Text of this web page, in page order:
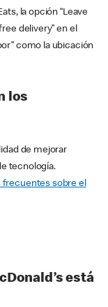
la opción “Leave
delivery” en el
como la ubicación
los
de mejorar
tecnología.
frecuentes sobre el
está